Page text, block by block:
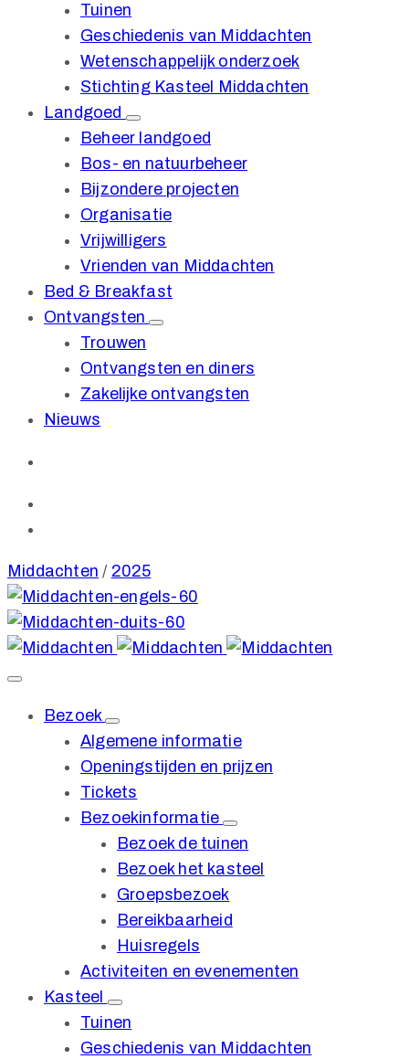
Tuinen
Geschiedenis van Middachten
Wetenschappelijk onderzoek
Stichting Kasteel Middachten
Landgoed
Beheer landgoed
Bos- en natuurbeheer
Bijzondere projecten
Organisatie
Vrijwilligers
Vrienden van Middachten
Bed & Breakfast
Ontvangsten
Trouwen
Ontvangsten en diners
Zakelijke ontvangsten
Nieuws
Middachten / 2025
Bezoek
Algemene informatie
Openingstijden en prijzen
Tickets
Bezoekinformatie
Bezoek de tuinen
Bezoek het kasteel
Groepsbezoek
Bereikbaarheid
Huisregels
Activiteiten en evenementen
Kasteel
Tuinen
Geschiedenis van Middachten